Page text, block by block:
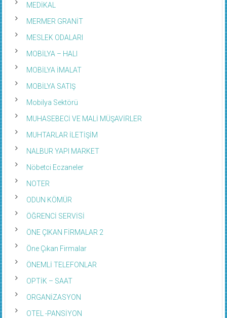
MEDİKAL
MERMER GRANİT
MESLEK ODALARI
MOBİLYA – HALI
MOBİLYA İMALAT
MOBİLYA SATIŞ
Mobilya Sektörü
MUHASEBECİ VE MALİ MÜŞAVİRLER
MUHTARLAR İLETİŞİM
NALBUR YAPI MARKET
Nöbetci Eczaneler
NOTER
ODUN KÖMÜR
ÖĞRENCİ SERVİSİ
ÖNE ÇIKAN FİRMALAR 2
Öne Çıkan Firmalar
ÖNEMLİ TELEFONLAR
OPTİK – SAAT
ORGANİZASYON
OTEL -PANSİYON